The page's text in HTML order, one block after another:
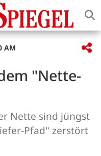
AM
"Nette-
Nette sind jüngst
Pfad" zerstört